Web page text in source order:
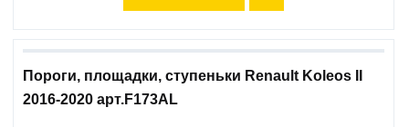
Пороги, площадки, ступеньки Renault Koleos II
2016-2020 арт.F173AL